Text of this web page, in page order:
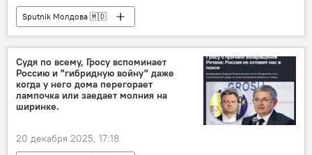
Sputnik Молдова 🇲🇩
Судя по всему, Гросу вспоминает
Россию и "гибридную войну" даже
когда у него дома перегорает
лампочка или заедает молния на
ширинке.
20 декабря 2025, 17:18